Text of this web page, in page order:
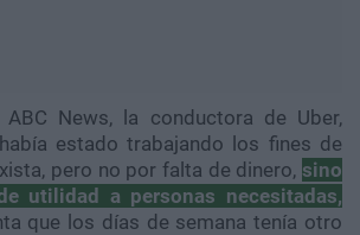
News, la conductora de Uber,
estado trabajando los fines de
pero no por falta de dinero, sino
utilidad a personas necesitadas,
que los días de semana tenía otro